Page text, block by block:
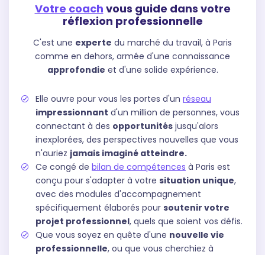
Votre coach vous guide dans votre
réflexion professionnelle
C'est une experte du marché du travail, à Paris
comme en dehors, armée d'une connaissance
approfondie et d'une solide expérience.
Elle ouvre pour vous les portes d'un réseau
impressionnant d'un million de personnes, vous
connectant à des opportunités jusqu'alors
inexplorées, des perspectives nouvelles que vous
n'auriez jamais imaginé atteindre.
Ce congé de bilan de compétences à Paris est
conçu pour s'adapter à votre situation unique,
avec des modules d'accompagnement
spécifiquement élaborés pour soutenir votre
projet professionnel, quels que soient vos défis.
Que vous soyez en quête d'une nouvelle vie
professionnelle, ou que vous cherchiez à